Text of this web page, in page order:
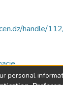
handle/
personal